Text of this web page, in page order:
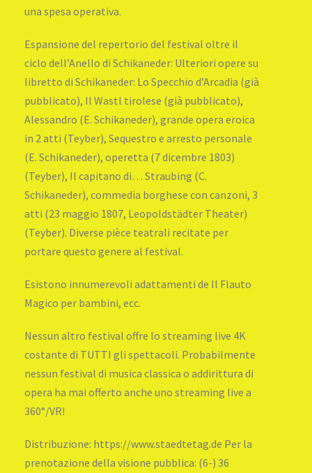
una spesa operativa.
Espansione del repertorio del festival oltre il
ciclo dell’Anello di Schikaneder: Ulteriori opere su
libretto di Schikaneder: Lo Specchio d’Arcadia (già
pubblicato), Il Wastl tirolese (già pubblicato),
Alessandro (E. Schikaneder), grande opera eroica
in 2 atti (Teyber), Sequestro e arresto personale
(E. Schikaneder), operetta (7 dicembre 1803)
(Teyber), Il capitano di… Straubing (C.
Schikaneder), commedia borghese con canzoni, 3
atti (23 maggio 1807, Leopoldstädter Theater)
(Teyber). Diverse pièce teatrali recitate per
portare questo genere al festival.
Esistono innumerevoli adattamenti de Il Flauto
Magico per bambini, ecc.
Nessun altro festival offre lo streaming live 4K
costante di TUTTI gli spettacoli. Probabilmente
nessun festival di musica classica o addirittura di
opera ha mai offerto anche uno streaming live a
360°/VR!
Distribuzione: https://www.staedtetag.de Per la
prenotazione della visione pubblica: (6-) 36